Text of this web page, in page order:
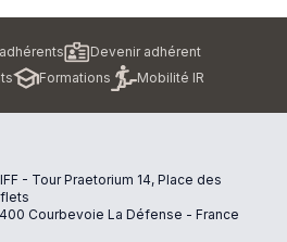
Devenir adhérent
Formations Mobilité IR
- Tour Praetorium 14, Place des
Courbevoie La Défense - France